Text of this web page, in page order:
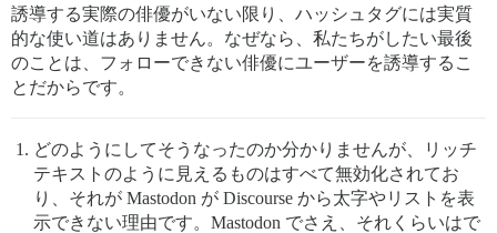
誘導する実際の俳優がいない限り、ハッシュタグには実質
的な使い道はありません。なぜなら、私たちがしたい最後
のことは、フォローできない俳優にユーザーを誘導するこ
とだからです。
どのようにしてそうなったのか分かりませんが、リッチ
テキストのように見えるものはすべて無効化されてお
り、それが Mastodon が Discourse から太字やリストを表
示できない理由です。Mastodon でさえ、それくらいはで